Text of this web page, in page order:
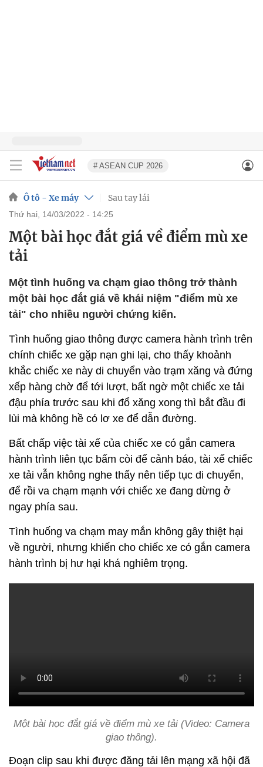
# ASEAN CUP 2026
Ô tô - Xe máy Sau tay lái
thứ hai, 14/03/2022 - 14:25
Một bài học đắt giá về điểm mù xe
tải
Một tình huống va chạm giao thông trở thành
một bài học đắt giá về khái niệm "điểm mù xe
tải" cho nhiều người chứng kiến.
Tình huống giao thông được camera hành trình trên
chính chiếc xe gặp nạn ghi lại, cho thấy khoảnh
khắc chiếc xe này di chuyển vào trạm xăng và đứng
xếp hàng chờ để tới lượt, bất ngờ một chiếc xe tải
đậu phía trước sau khi đổ xăng xong thì bắt đầu đi
lùi mà không hề có lơ xe để dẫn đường.
Bất chấp việc tài xế của chiếc xe có gắn camera
hành trình liên tục bấm còi để cảnh báo, tài xế chiếc
xe tải vẫn không nghe thấy nên tiếp tục di chuyển,
để rồi va chạm mạnh với chiếc xe đang dừng ở
ngay phía sau.
Tình huống va chạm may mắn không gây thiệt hại
về người, nhưng khiến cho chiếc xe có gắn camera
hành trình bị hư hại khá nghiêm trọng.
Một bài học đắt giá về điểm mù xe tải (Video: Camera
giao thông).
Đoạn clip sau khi được đăng tải lên mạng xã hội đã